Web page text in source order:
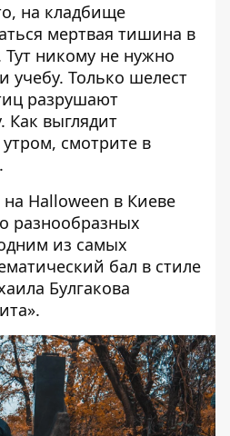
на кладбище
мертвая тишина в
никому не нужно
учебу. Только шелест
разрушают
выглядит
смотрите в
Halloween в Киеве
разнообразных
из самых
бал в стиле
Булгакова
.